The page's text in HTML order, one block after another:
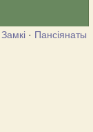
Замкі · Пансіянаты